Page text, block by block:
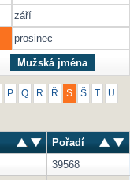
září
prosinec
Mužská jména
P Q R Ř S Š U
Pořadí
39568